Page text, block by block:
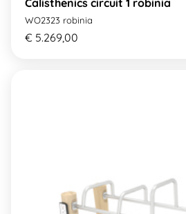
WO2323 robinia
€ 5.269,00